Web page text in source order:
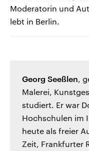
Moderatorin und
lebt in Berlin.
Georg Seeßlen,
Malerei,
studiert. Er war
Hochschulen im
heute als freier
Zeit, Frankfurter